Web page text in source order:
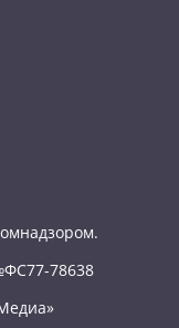
78638